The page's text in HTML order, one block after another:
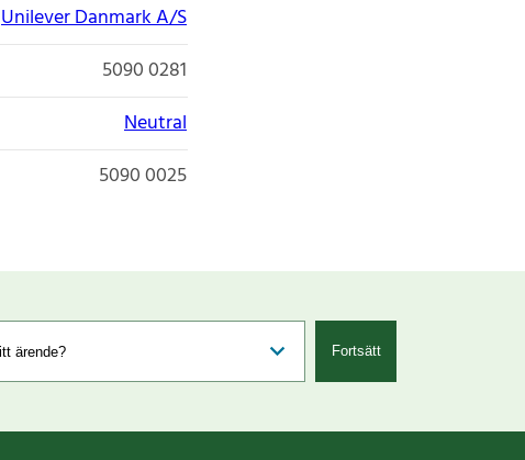
Unilever Danmark A/S
5090 0281
Neutral
5090 0025
Fortsätt